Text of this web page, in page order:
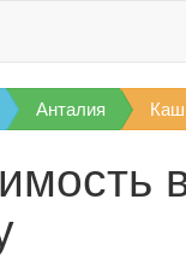
Анталия Каш